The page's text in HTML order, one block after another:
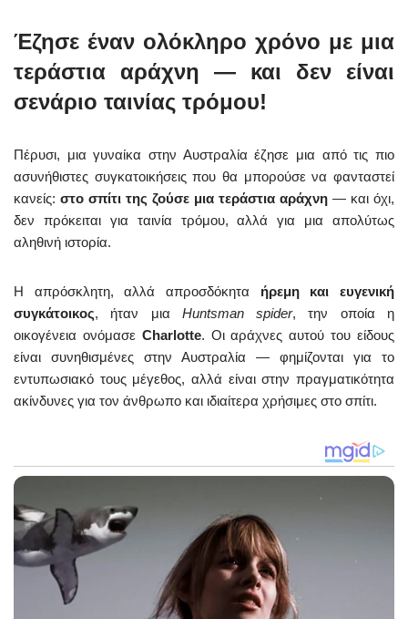
Έζησε έναν ολόκληρο χρόνο με μια
τεράστια αράχνη — και δεν είναι
σενάριο ταινίας τρόμου!
Πέρυσι, μια γυναίκα στην Αυστραλία έζησε μια από τις πιο
ασυνήθιστες συγκατοικήσεις που θα μπορούσε να φανταστεί
κανείς: στο σπίτι της ζούσε μια τεράστια αράχνη — και όχι,
δεν πρόκειται για ταινία τρόμου, αλλά για μια απολύτως
αληθινή ιστορία.
Η απρόσκλητη, αλλά απροσδόκητα ήρεμη και ευγενική
συγκάτοικος, ήταν μια Huntsman spider, την οποία η
οικογένεια ονόμασε Charlotte. Οι αράχνες αυτού του είδους
είναι συνηθισμένες στην Αυστραλία — φημίζονται για το
εντυπωσιακό τους μέγεθος, αλλά είναι στην πραγματικότητα
ακίνδυνες για τον άνθρωπο και ιδιαίτερα χρήσιμες στο σπίτι.